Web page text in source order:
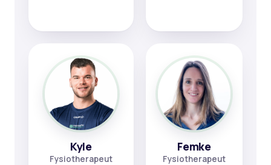
Kyle
Fysiotherapeut
Femke
Fysiotherapeut